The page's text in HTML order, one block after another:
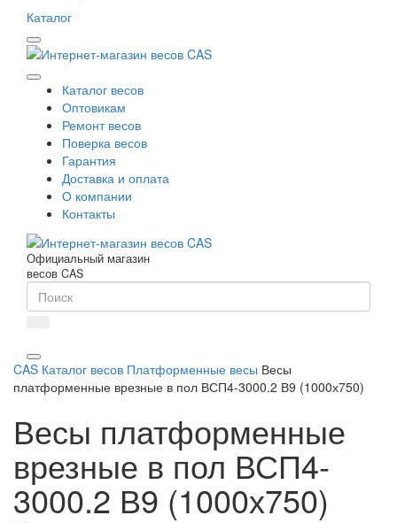
Каталог
Каталог весов
Оптовикам
Ремонт весов
Поверка весов
Гарантия
Доставка и оплата
О компании
Контакты
Официальный магазин
весов CAS
CAS Каталог весов Платформенные весы Весы
платформенные врезные в пол ВСП4-3000.2 В9 (1000х750)
Весы платформенные
врезные в пол ВСП4-
3000.2 В9 (1000х750)